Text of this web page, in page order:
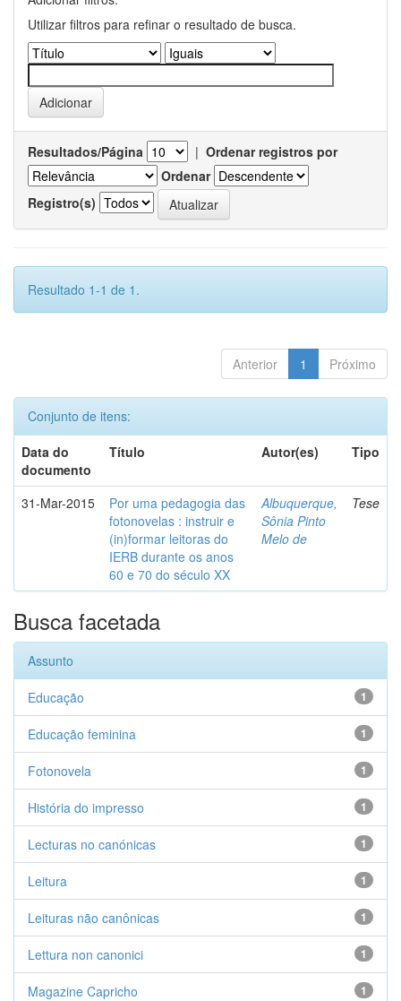
Utilizar filtros para refinar o resultado de busca.
Resultados/Página | Ordenar registros por
Ordenar
Registro(s)
Resultado 1-1 de 1.
Anterior 1 Próximo
Conjunto de itens:
Data do
documento
Título Autor(es) Tipo
31-Mar-2015
Por uma pedagogia das
fotonovelas : instruir e
(in)formar leitoras do
IERB durante os anos
60 e 70 do século XX
Albuquerque,
Sônia Pinto
Melo de
Tese
Busca facetada
Assunto
1
Educação
1
Educação feminina
1
Fotonovela
1
História do impresso
1
Lecturas no canónicas
1
Leitura
1
Leituras não canônicas
1
Lettura non canonici
1
Magazine Capricho